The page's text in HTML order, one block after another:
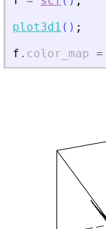
plot3d1 ( ) ;
f . color_map =